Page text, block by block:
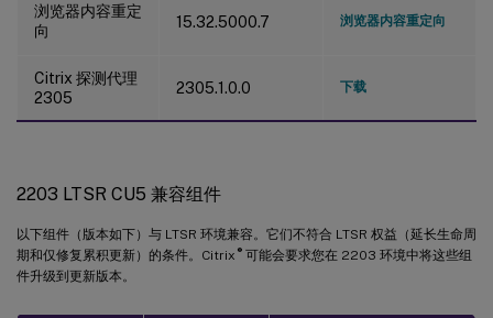
浏览器内容重定
向
15.32.5000.7 浏览器内容重定向
Citrix 探测代理
2305
2305.1.0.0 下载
2203 LTSR CU5 兼容组件
以下组件（版本如下）与 LTSR 环境兼容。它们不符合 LTSR 权益（延长生命周
期和仅修复累积更新）的条件。Citrix ®可能会要求您在 2203 环境中将这些组
件升级到更新版本。